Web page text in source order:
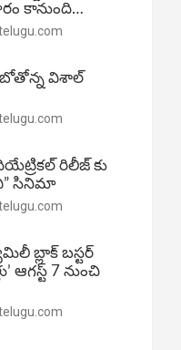
కానుంది…
విశాల్
రిలీజ్ కు
సినిమా
బ్లాక్ బ‌స్ట‌ర్‌
ఆగస్ట్ 7 నుంచి